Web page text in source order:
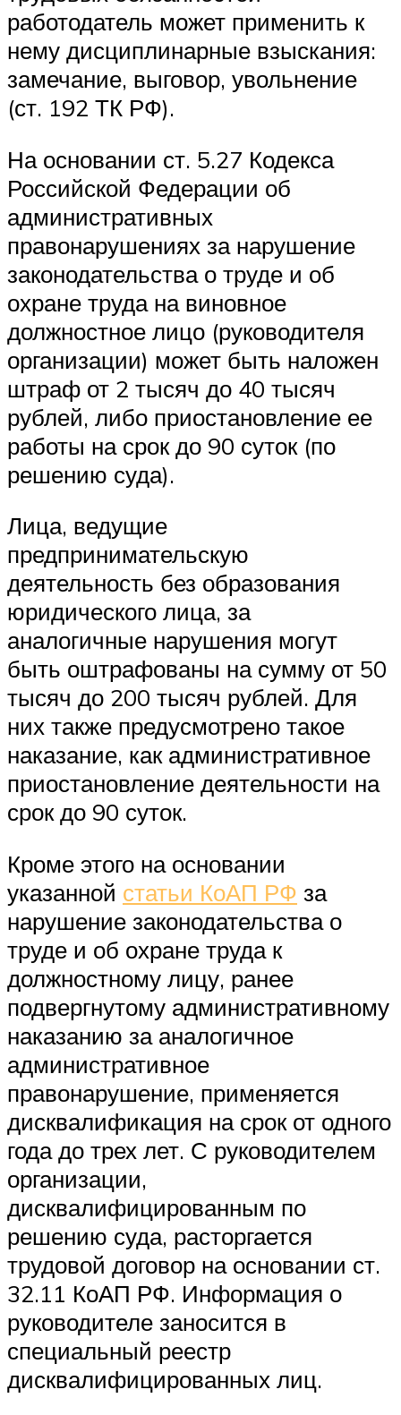
работодатель может применить к
нему дисциплинарные взыскания:
замечание, выговор, увольнение
(ст. 192 ТК РФ).
На основании ст. 5.27 Кодекса
Российской Федерации об
административных
правонарушениях за нарушение
законодательства о труде и об
охране труда на виновное
должностное лицо (руководителя
организации) может быть наложен
штраф от 2 тысяч до 40 тысяч
рублей, либо приостановление ее
работы на срок до 90 суток (по
решению суда).
Лица, ведущие
предпринимательскую
деятельность без образования
юридического лица, за
аналогичные нарушения могут
быть оштрафованы на сумму от 50
тысяч до 200 тысяч рублей. Для
них также предусмотрено такое
наказание, как административное
приостановление деятельности на
срок до 90 суток.
Кроме этого на основании
указанной статьи КоАП РФ за
нарушение законодательства о
труде и об охране труда к
должностному лицу, ранее
подвергнутому административному
наказанию за аналогичное
административное
правонарушение, применяется
дисквалификация на срок от одного
года до трех лет. С руководителем
организации,
дисквалифицированным по
решению суда, расторгается
трудовой договор на основании ст.
32.11 КоАП РФ. Информация о
руководителе заносится в
специальный реестр
дисквалифицированных лиц.